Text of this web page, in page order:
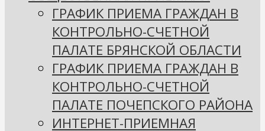
ГРАФИК ПРИЕМА ГРАЖДАН В
КОНТРОЛЬНО-СЧЕТНОЙ
ПАЛАТЕ БРЯНСКОЙ ОБЛАСТИ
ГРАФИК ПРИЕМА ГРАЖДАН В
КОНТРОЛЬНО-СЧЕТНОЙ
ПАЛАТЕ ПОЧЕПСКОГО РАЙОНА
ИНТЕРНЕТ-ПРИЕМНАЯ